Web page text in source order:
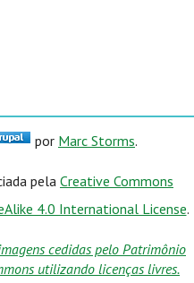
por Marc Storms.
pela Creative Commons
4.0 International License.
cedidas pelo Patrimônio
utilizando licenças livres.